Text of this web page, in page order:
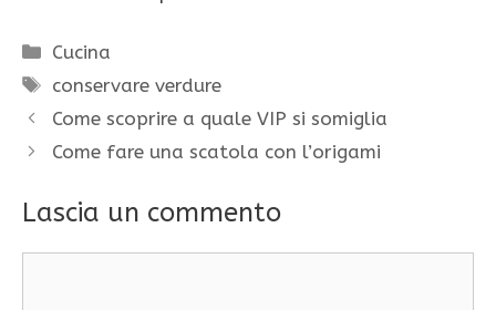
Categorie
Cucina
Tag
conservare verdure
Come scoprire a quale VIP si somiglia
Come fare una scatola con l’origami
Lascia un commento